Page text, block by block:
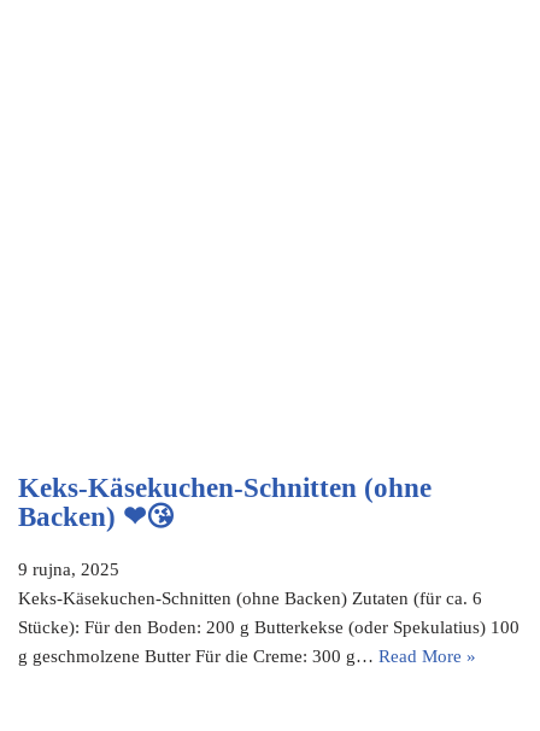
Keks-Käsekuchen-Schnitten (ohne
Backen) ❤😘
9 rujna, 2025
Keks-Käsekuchen-Schnitten (ohne Backen) Zutaten (für ca. 6
Stücke): Für den Boden: 200 g Butterkekse (oder Spekulatius) 100
g geschmolzene Butter Für die Creme: 300 g… Read More »